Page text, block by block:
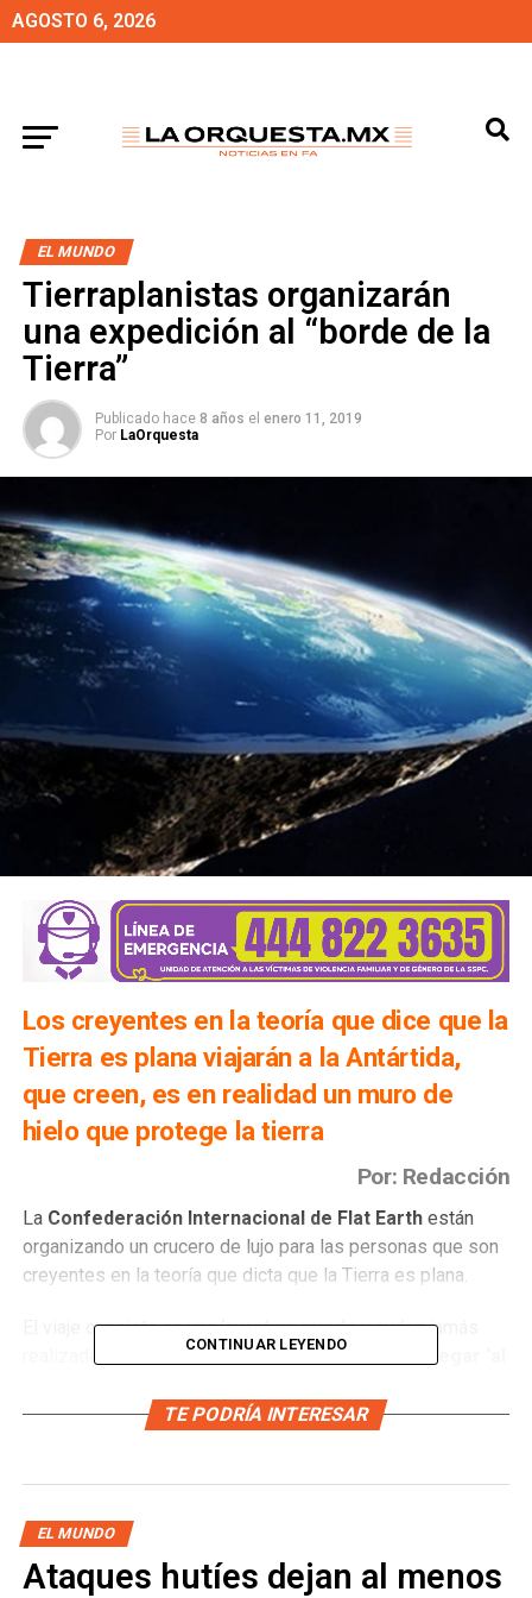
AGOSTO 6, 2026
EL MUNDO
Tierraplanistas organizarán
una expedición al “borde de la
Tierra”
Publicado hace 8 años el enero 11, 2019
Por LaOrquesta
Los creyentes en la teoría que dice que la
Tierra es plana viajarán a la Antártida,
que creen, es en realidad un muro de
hielo que protege la tierra
Por: Redacción
La Confederación Internacional de Flat Earthestán
organizando un crucero de lujo para las personas que son
creyentes en la teoría que dicta que la Tierra es plana.
El viaje consiste en una ‘aventura grande y audaz jamás
los tierraplanistas intentarán llegar ‘al
enorme muro de hielo’.
del crucero.
Los creyentes de que la Tierra es plana podrán disfrutar
CONTINUAR LEYENDO
TE PODRÍA INTERESAR
EL MUNDO
Ataques hutíes dejan al menos